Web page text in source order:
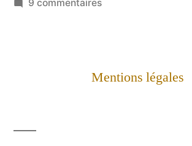
9 commentaires
pour
Mentions légales